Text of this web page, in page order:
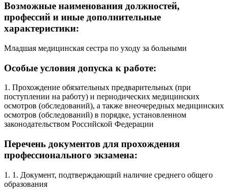
Возможные наименования должностей,
профессий и иные дополнительные
характеристики:
Младшая медицинская сестра по уходу за больными
Особые условия допуска к работе:
1. Прохождение обязательных предварительных (при
поступлении на работу) и периодических медицинских
осмотров (обследований), а также внеочередных медицинских
осмотров (обследований) в порядке, установленном
законодательством Российской Федерации
Перечень документов для прохождения
профессионального экзамена:
1. 1. Документ, подтверждающий наличие среднего общего
образования